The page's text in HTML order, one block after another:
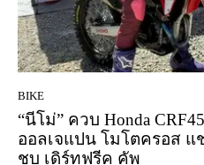
BIKE
“นีโม่” ควบ Honda
ออลเจแปน โมโตครอส
ชูบุ เดิร์ทฟรีค คัพ